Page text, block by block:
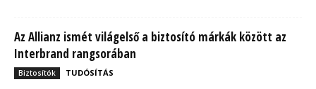
Az Allianz ismét világelső a biztosító márkák között az
Interbrand rangsorában
Biztosítók TUDÓSÍTÁS